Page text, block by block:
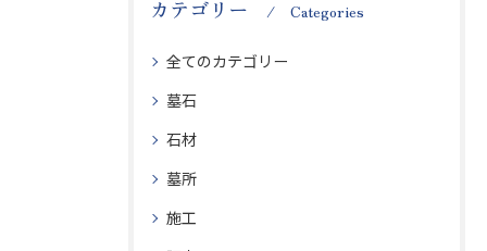
カテゴリー Categories
全てのカテゴリー
墓石
石材
墓所
施工